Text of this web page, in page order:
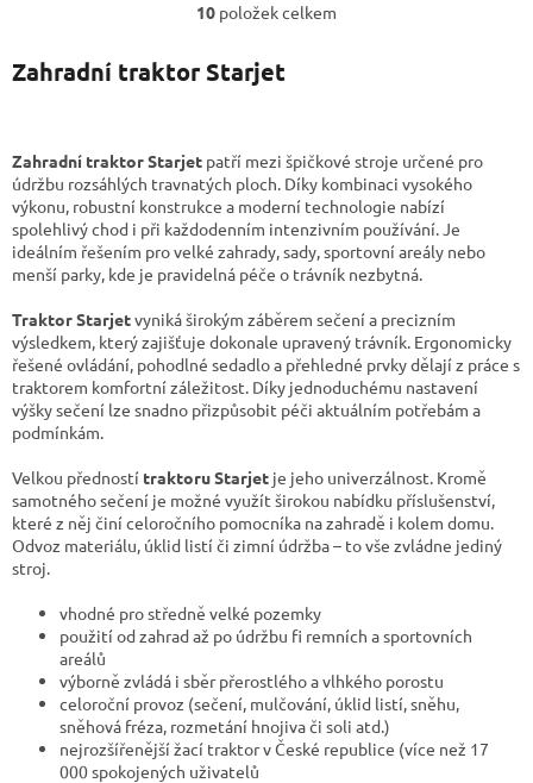
O
l
c
í
p
r
v
k
v
ý
p
i
s
10 položek celkem
Zahradní traktor Starjet
Zahradní traktor Starjet patří mezi špičkové stroje určené pro
údržbu rozsáhlých travnatých ploch. Díky kombinaci vysokého
výkonu, robustní konstrukce a moderní technologie nabízí
spolehlivý chod i při každodenním intenzivním používání. Je
ideálním řešením pro velké zahrady, sady, sportovní areály nebo
menší parky, kde je pravidelná péče o trávník nezbytná.
Traktor Starjetvyniká širokým záběrem sečení a precizním
výsledkem, který zajišťuje dokonale upravený trávník. Ergonomicky
řešené ovládání, pohodlné sedadlo a přehledné prvky dělají z práce s
traktorem komfortní záležitost. Díky jednoduchému nastavení
výšky sečení lze snadno přizpůsobit péči aktuálním potřebám a
podmínkám.
Velkou předností traktoru Starjet je jeho univerzálnost. Kromě
samotného sečení je možné využít širokou nabídku příslušenství,
které z něj činí celoročního pomocníka na zahradě i kolem domu.
Odvoz materiálu, úklid listí či zimní údržba – to vše zvládne jediný
stroj.
vhodné pro středně velké pozemky
použití od zahrad až po údržbu fi remních a sportovních
areálů
výborně zvládá i sběr přerostlého a vlhkého porostu
celoroční provoz (sečení, mulčování, úklid listí, sněhu,
sněhová fréza, rozmetání hnojiva či soli atd.)
nejrozšířenější žací traktor v České republice (více než 17
000 spokojených uživatelů